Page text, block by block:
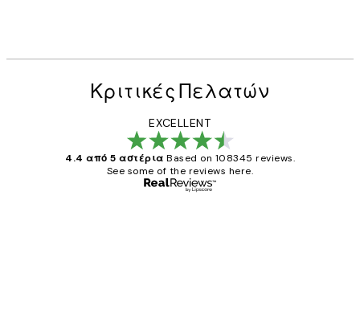
Κριτικές Πελατών
EXCELLENT
4.4 από 5 αστέρια Based on 108345 reviews.
See some of the reviews here.